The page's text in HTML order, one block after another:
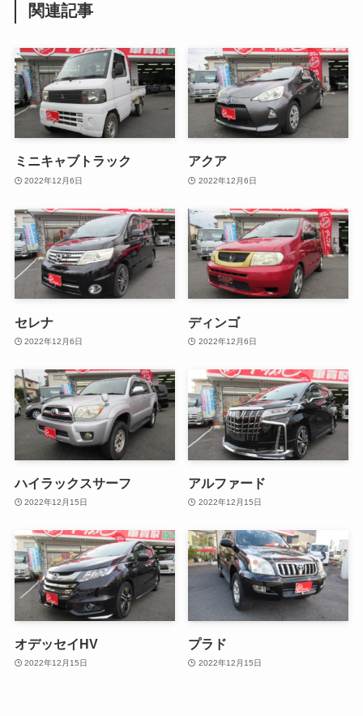
関連記事
ミニキャブトラック
2022年12月6日
アクア
2022年12月6日
セレナ
2022年12月6日
ディンゴ
2022年12月6日
ハイラックスサーフ
2022年12月15日
アルファード
2022年12月15日
オデッセイHV
2022年12月15日
プラド
2022年12月15日